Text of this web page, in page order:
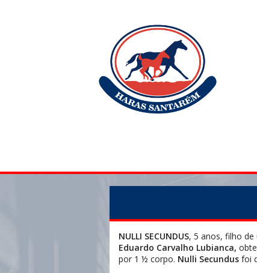
NULLI SECUNDUS, 5 anos, filho de
Eduardo Carvalho Lubianca,
por 1 ½ corpo. Nulli Secundus foi